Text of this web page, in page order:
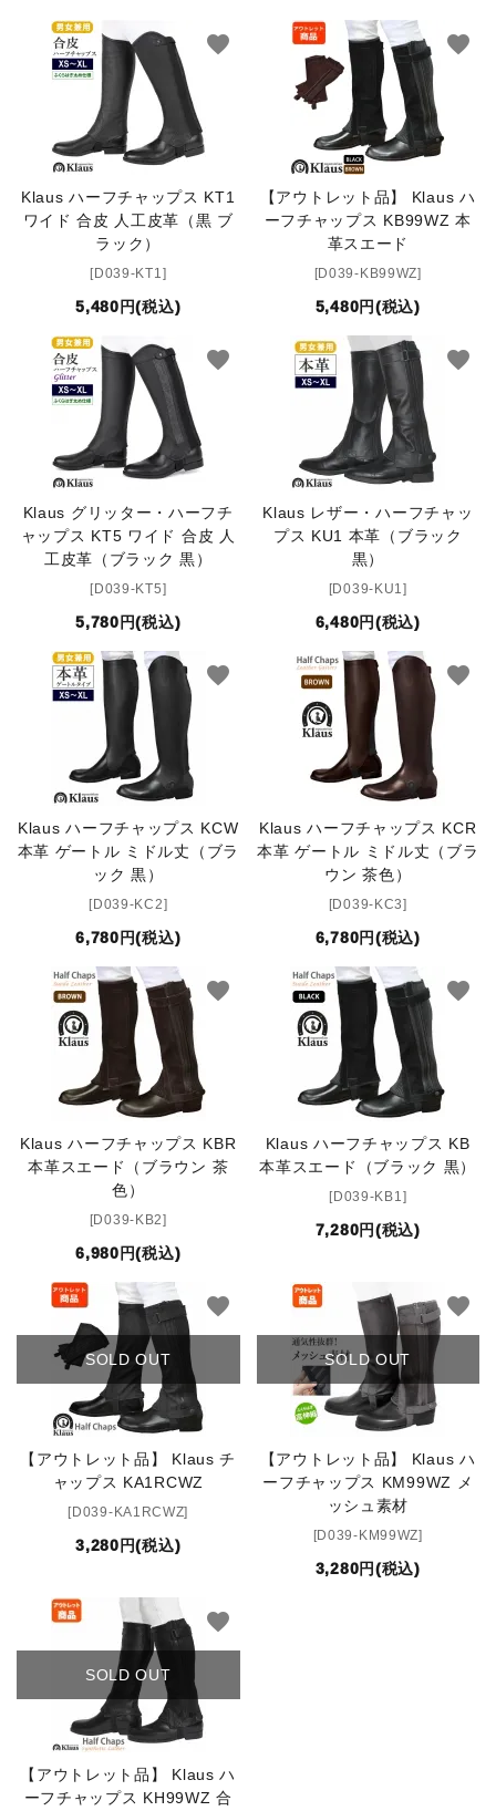
Klaus ハーフチャップス KT1
ワイド 合皮 人工皮革（黒 ブ
ラック）
[D039-KT1]
5,480円(税込)
favorite
【アウトレット品】 Klaus ハ
ーフチャップス KB99WZ 本
革スエード
[D039-KB99WZ]
5,480円(税込)
favorite
Klaus グリッター・ハーフチ
ャップス KT5 ワイド 合皮 人
工皮革（ブラック 黒）
[D039-KT5]
5,780円(税込)
favorite
Klaus レザー・ハーフチャッ
プス KU1 本革（ブラック
黒）
[D039-KU1]
6,480円(税込)
favorite
Klaus ハーフチャップス KCW
本革 ゲートル ミドル丈（ブラ
ック 黒）
[D039-KC2]
6,780円(税込)
favorite
Klaus ハーフチャップス KCR
本革 ゲートル ミドル丈（ブラ
ウン 茶色）
[D039-KC3]
6,780円(税込)
favorite
Klaus ハーフチャップス KBR
本革スエード（ブラウン 茶
色）
[D039-KB2]
6,980円(税込)
favorite
Klaus ハーフチャップス KB
本革スエード（ブラック 黒）
[D039-KB1]
7,280円(税込)
favorite
SOLD OUT
【アウトレット品】 Klaus チ
ャップス KA1RCWZ
[D039-KA1RCWZ]
3,280円(税込)
favorite
SOLD OUT
【アウトレット品】 Klaus ハ
ーフチャップス KM99WZ メ
ッシュ素材
[D039-KM99WZ]
3,280円(税込)
favorite
SOLD OUT
【アウトレット品】 Klaus ハ
ーフチャップス KH99WZ 合
favorite